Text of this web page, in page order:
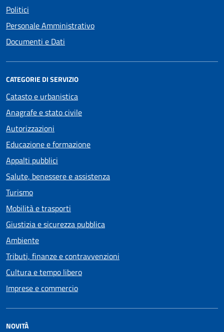
Politici
Personale Amministrativo
Documenti e Dati
CATEGORIE DI SERVIZIO
Catasto e urbanistica
Anagrafe e stato civile
Autorizzazioni
Educazione e formazione
Appalti pubblici
Salute, benessere e assistenza
Turismo
Mobilità e trasporti
Giustizia e sicurezza pubblica
Ambiente
Tributi, finanze e contravvenzioni
Cultura e tempo libero
Imprese e commercio
NOVITÀ